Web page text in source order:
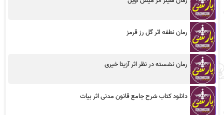
رمان نطفه اثر گل رز قرمز
رمان نشسته در نظر اثر آزیتا خیری
دانلود کتاب شرح جامع قانون مدنی اثر بیات